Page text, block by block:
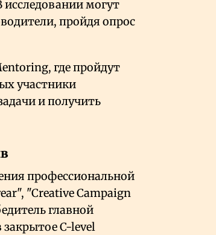
могут
пройдя опрос
где пройдут
участники
и получить
профессиональной
"Creative Campaign
главной
C-level